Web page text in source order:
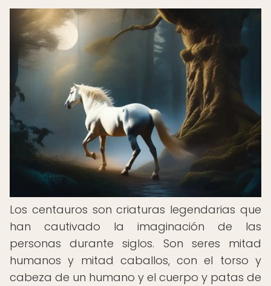
Los centauros son criaturas legendarias que
han cautivado la imaginación de las
personas durante siglos. Son seres mitad
humanos y mitad caballos, con el torso y
cabeza de un humano y el cuerpo y patas de